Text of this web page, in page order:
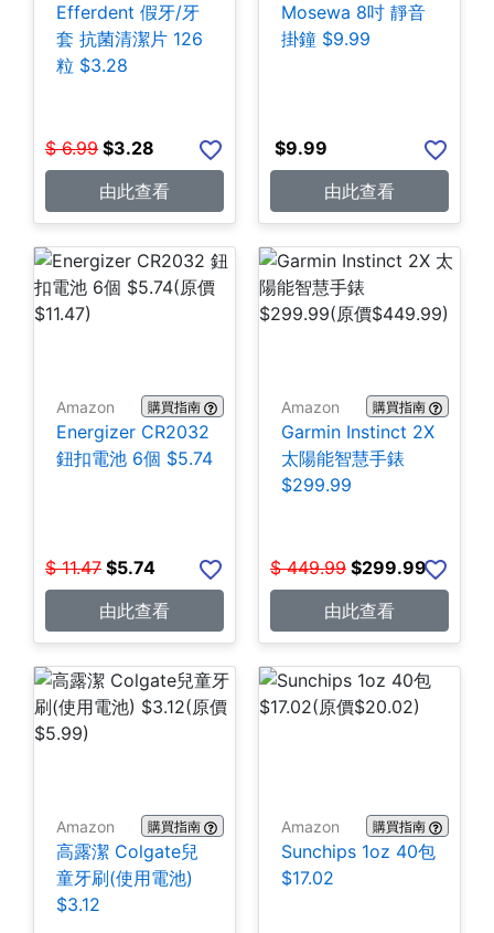
Efferdent 假牙/牙
套 抗菌清潔片 126
粒 $3.28
$ 6.99 $3.28
由此查看
Mosewa 8吋 靜音
掛鐘 $9.99
$9.99
由此查看
Amazon 購買指南
Energizer CR2032
鈕扣電池 6個 $5.74
$ 11.47 $5.74
由此查看
Amazon 購買指南
Garmin Instinct 2X
太陽能智慧手錶
$299.99
$ 449.99 $299.99
由此查看
Amazon 購買指南
高露潔 Colgate兒
童牙刷(使用電池)
$3.12
Amazon 購買指南
Sunchips 1oz 40包
$17.02